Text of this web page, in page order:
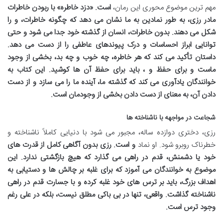
مهم ترین موضوع محوری این رمان، است. «دزد خاطره» با ربودن خاطرات
مادر رزی، به طور نمادین به ما نشان می دهد که چگونه خاطرات، و را
شکل می دهند. بدون خاطرات، انسان از گذشته خود جدا می شود و حتی
توانایی ابراز احساسات و درک پیوندهای عاطفی را از دست می دهد.
داستان تأکید می کند که هر خاطره، چه خوب و چه بد، بخشی از وجود
ماست و برای حفظ و ، باید برای حفظ آن ها کوشید. این کتاب به
خوانندگان یادآوری می کند که گذشته ما، آینده ما را می سازد و از دست
دادن آن، به معنای از دست دادن بخشی از وجودمان است.
شجاعت در مواجهه با ناشناخته ها
رزی، دختری دوازده ساله، مجبور می شود با دنیایی کاملاً ناشناخته و
خطرناک روبرو شود. او نمادو است. رزی بدون آگاهی کامل از قدرت های
خود یا دشمنش، قدم در راهی می گذارد که هیچ بازگشتی ندارد. این
موضوع به خوانندگان می آموزد که برای غلبه بر چالش ها و دستیابی به
اهداف بزرگ، باید بر ترس های خود غلبه کرده و با جسارت قدم در راهی
ناشناخته گذاشت. واقعی، تنها در بی باکی مطلق نیست، بلکه درعلی رغم
وجود ترس است.